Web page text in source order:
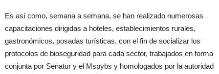
Es así como, semana a semana, se han realizado numerosas
capacitaciones dirigidas a hoteles, establecimientos rurales,
gastronómicos, posadas turísticas, con el fin de socializar los
protocolos de bioseguridad para cada sector, trabajados en forma
conjunta por Senatur y el Mspybs y homologados por la autoridad